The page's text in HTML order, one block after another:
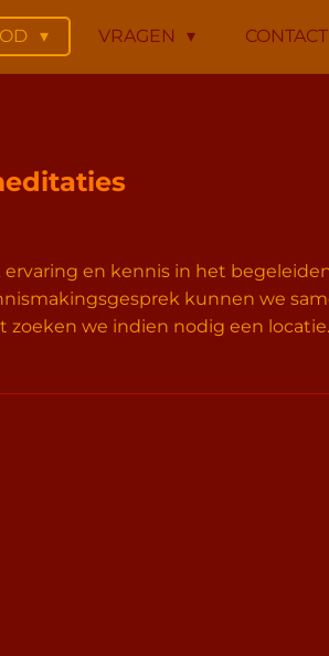
VRAGEN CONTACT
en kennis in het
kunnen we
we indien nodig een locatie.